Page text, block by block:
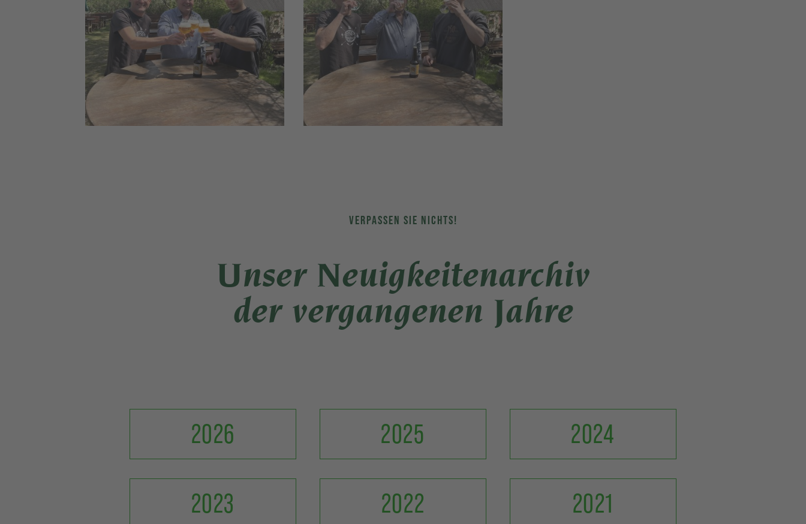
VERPASSEN SIE NICHTS!
Unser Neuigkeitenarchiv
der vergangenen Jahre
2026 2025 2024
2023 2022 2021